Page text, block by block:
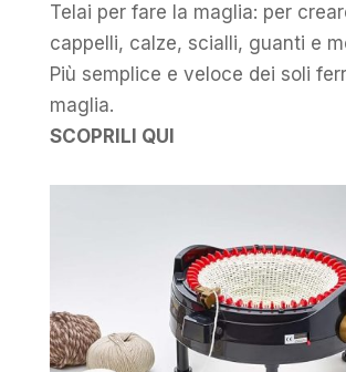
Telai per fare la maglia: per
cappelli, calze, scialli, guanti e
Più semplice e veloce dei soli
maglia.
SCOPRILI QUI